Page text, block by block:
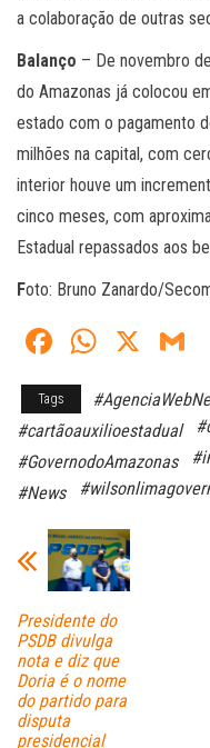
a colaboração de outras
Balanço – De novembro
do Amazonas já colocou
estado com o pagamento
milhões na capital, com
interior houve um
cinco meses, com
Estadual repassados aos
Foto: Bruno Zanardo/
Fa
ce
bo
ok
W
ts
A
pp
X
Tags
#cartãoauxilioestadual
#GovernodoAmazonas
#News
Presidente do
PSDB divulga
nota e diz que
Doria é o nome
do partido para
disputa
presidencial